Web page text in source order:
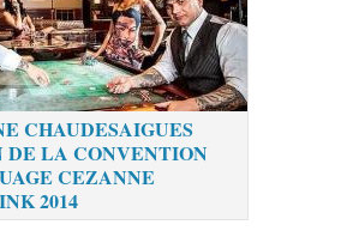
CHAUDESAIGUES
DE LA CONVENTION
CEZANNE
2014